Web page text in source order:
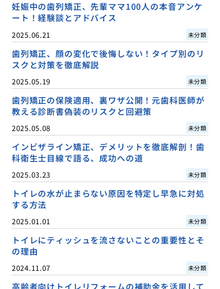
妊娠中の歯列矯正、先輩ママ100人の本音アンケ
ート！経験談とアドバイス
2025.06.21 未分類
歯列矯正、顔の変化で後悔しない！タイプ別のリ
スクと対策を徹底解説
2025.05.19 未分類
歯列矯正の保険適用、裏ワザ公開！元歯科医師が
教える診断書偽装のリスクと回避策
2025.05.08 未分類
インビザライン矯正、デメリットを徹底解剖！歯
科衛生士目線で語る、成功への道
2025.03.23 未分類
トイレの水が止まらない原因を特定し早急に対処
する方法
2025.01.01 未分類
トイレにティッシュを流さないことの重要性とそ
の理由
2024.11.07 未分類
高齢者向けトイレリフォームの補助金を活用して